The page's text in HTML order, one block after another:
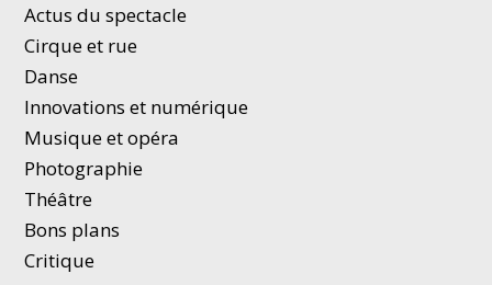
Actus du spectacle
Cirque et rue
Danse
Innovations et numérique
Musique et opéra
Photographie
Théâtre
Bons plans
Critique